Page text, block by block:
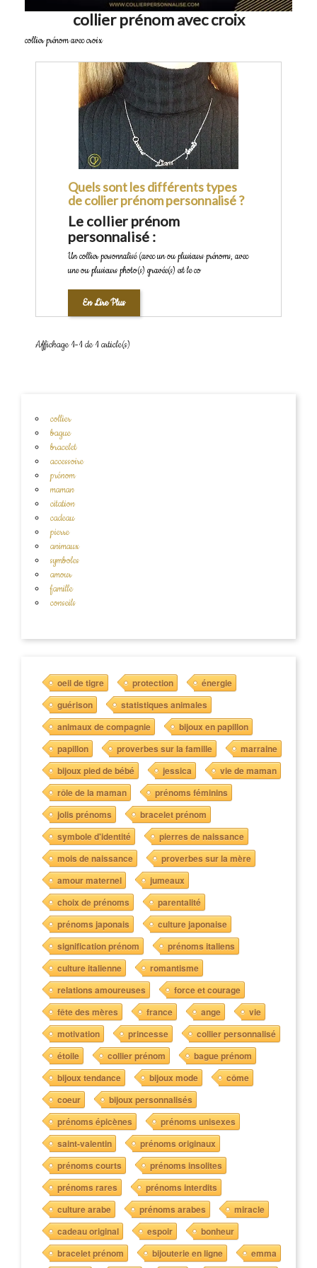
collier prénom avec croix
collier prénom avec croix
Quels sont les différents types
de collier prénom personnalisé ?
Le collier prénom
personnalisé :
Un collier personnalisé (avec un ou plusieurs prénoms, avec
une ou plusieurs photo(s) gravée(s) est le co
En Lire Plus
Affichage 1-1 de 1 article(s)
collier
bague
bracelet
accessoire
prénom
maman
citation
cadeau
pierre
animaux
symboles
amour
famille
conseils
oeil de tigre protection
énergie
guérison
statistiques animales
animaux de compagnie
bijoux en papillon
papillon
proverbes sur la famille
marraine
bijoux pied de bébé
jessica
vie de maman
rôle de la maman
prénoms féminins
jolis prénoms
bracelet prénom
symbole d'identité
pierres de naissance
mois de naissance
proverbes sur la mère
amour maternel
jumeaux
choix de prénoms
parentalité
prénoms japonais
culture japonaise
signification prénom
prénoms italiens
culture italienne
romantisme
relations amoureuses
force et courage
fête des mères
france ange
vie
motivation
princesse
collier personnalisé
étoile
collier prénom
bague prénom
bijoux tendance
bijoux mode
côme
coeur
bijoux personnalisés
prénoms épicènes
prénoms unisexes
saint-valentin
prénoms originaux
prénoms courts
prénoms insolites
prénoms rares
prénoms interdits
culture arabe
prénoms arabes
miracle
cadeau original
espoir
bonheur
bracelet prénom
bijouterie en ligne emma